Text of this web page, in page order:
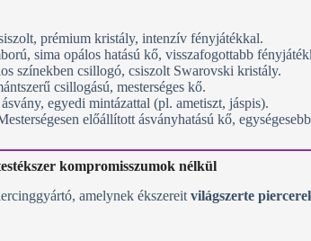
prémium kristály, intenzív fényjátékkal.
sima opálos hatású kő, visszafogottabb
színekben csillogó, csiszolt Swarovski kristály.
csillogású, mesterséges kő.
egyedi mintázattal (pl. ametiszt, jáspis).
előállított ásványhatású kő,
kompromisszumok nélkül
amelynek ékszereit világszerte